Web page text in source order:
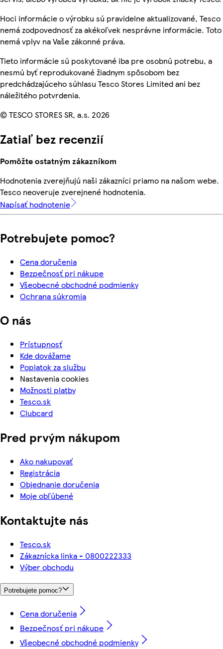
Hoci informácie o výrobku sú pravidelne aktualizované, Tesco
nemá zodpovednosť za akékoľvek nesprávne informácie. Toto
nemá vplyv na Vaše zákonné práva.
Tieto informácie sú poskytované iba pre osobnú potrebu, a
nesmú byť reprodukované žiadnym spôsobom bez
predchádzajúceho súhlasu Tesco Stores Limited ani bez
náležitého potvrdenia.
© TESCO STORES SR, a.s. 2026
Zatiaľ bez recenzií
Pomôžte ostatným zákazníkom
Hodnotenia zverejňujú naši zákazníci priamo na našom webe.
Tesco neoveruje zverejnené hodnotenia.
Napísať hodnotenie
Potrebujete pomoc?
Cena doručenia
Bezpečnosť pri nákupe
Všeobecné obchodné podmienky
Ochrana súkromia
O nás
Prístupnosť
Kde dovážame
Poplatok za službu
Nastavenia cookies
Možnosti platby
Tesco.sk
Clubcard
Pred prvým nákupom
Ako nakupovať
Registrácia
Objednanie doručenia
Moje obľúbené
Kontaktujte nás
Tesco.sk
Zákaznícka linka - 0800222333
Výber obchodu
Potrebujete pomoc?
Cena doručenia
Bezpečnosť pri nákupe
Všeobecné obchodné podmienky